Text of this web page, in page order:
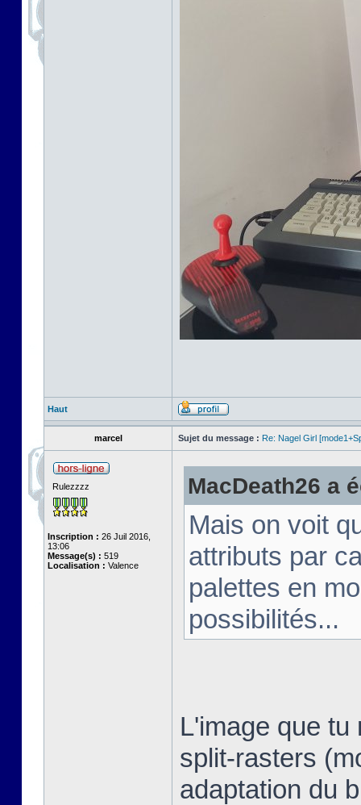
Haut
marcel Sujet du message : Re: Nagel Girl
Rulezzzz
Inscription : 26 Juil 2016,
13:06
Message(s) : 519
Localisation : Valence
MacDeath26 a
Mais on voit
attributs par
palettes en
possibilités...
L'image que
split-rasters
adaptation du